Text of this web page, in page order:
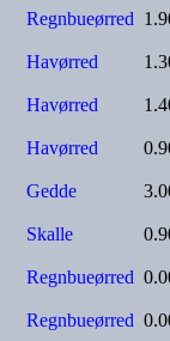
Regnbueørred
Havørred
Havørred
Havørred
Gedde
Skalle
Regnbueørred
Regnbueørred